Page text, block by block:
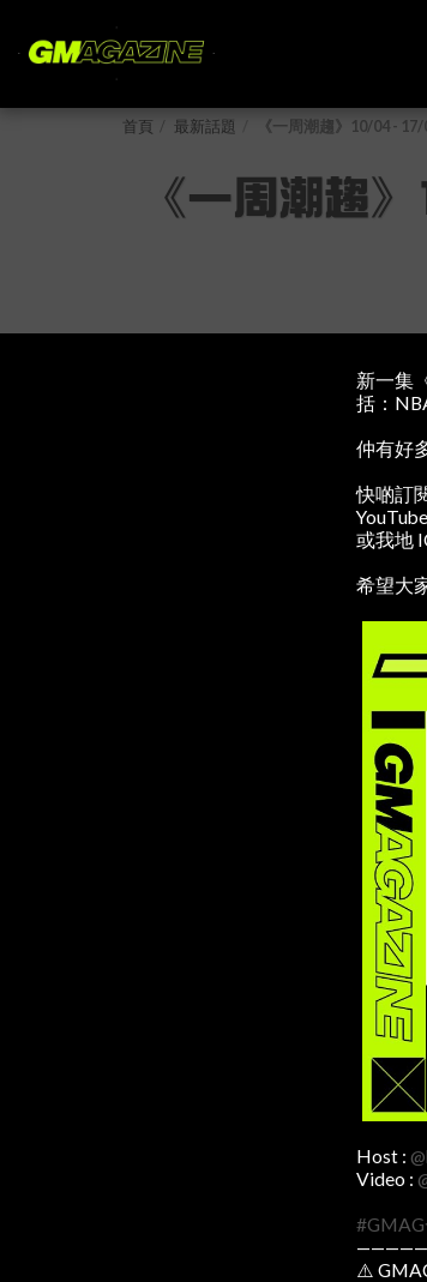
首頁 最新話題 《一周潮趨》10/04 -
《一周潮趨
新一集
括：
仲有好
快啲訂
或我地
希望大
Host :
Video :
⚠️